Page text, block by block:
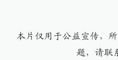
本片仅用于公益宣传，
题，请联